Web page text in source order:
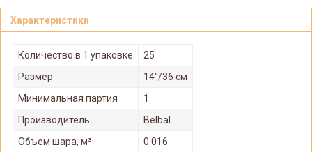
Характеристики
Количество в 1 упаковке
25
Размер
14"/36 см
Минимальная партия
1
Производитель
Belbal
Объем шара, м³
0.016